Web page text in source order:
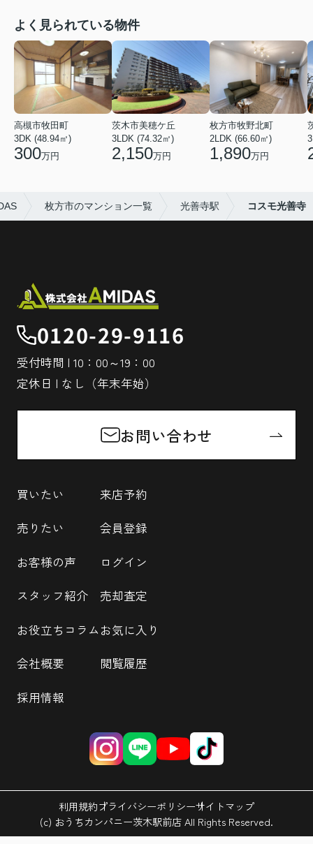
よく見られている物件
高槻市牧田町
3DK (48.94㎡)
300万円
茨木市美穂ケ丘
3LDK (74.32㎡)
2,150万円
枚方市牧野北町
2LDK (66.60㎡)
1,890万円
枚方市のマンション一覧 光善寺駅 コスモ光善寺
0120-29-9116
受付時間 | 10：00～19：00
定休日 | なし（年末年始）
お問い合わせ
買いたい
売りたい
お客様の声
スタッフ紹介
お役立ちコラム
会社概要
採用情報
来店予約
会員登録
ログイン
売却査定
お気に入り
閲覧履歴
利用規約プライバシーポリシーサイトマップ
(c) おうちカンパニー茨木駅前店 All Rights Reserved.